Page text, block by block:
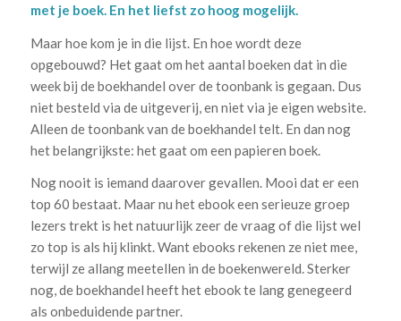
met je boek. En het liefst zo hoog mogelijk.
Maar hoe kom je in die lijst. En hoe wordt deze
opgebouwd? Het gaat om het aantal boeken dat in die
week bij de boekhandel over de toonbank is gegaan. Dus
niet besteld via de uitgeverij, en niet via je eigen website.
Alleen de toonbank van de boekhandel telt. En dan nog
het belangrijkste: het gaat om een papieren boek.
Nog nooit is iemand daarover gevallen. Mooi dat er een
top 60 bestaat. Maar nu het ebook een serieuze groep
lezers trekt is het natuurlijk zeer de vraag of die lijst wel
zo top is als hij klinkt. Want ebooks rekenen ze niet mee,
terwijl ze allang meetellen in de boekenwereld. Sterker
nog, de boekhandel heeft het ebook te lang genegeerd
als onbeduidende partner.